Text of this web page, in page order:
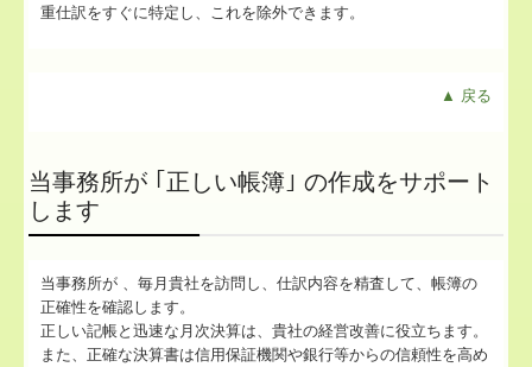
重仕訳をすぐに特定し、これを除外できます。
▲ 戻る
当事務所が ｢正しい帳簿｣ の作成をサポート
します
当事務所が 、毎月貴社を訪問し、仕訳内容を精査して、帳簿の
正確性を確認します。
正しい記帳と迅速な月次決算は、貴社の経営改善に役立ちます。
また、正確な決算書は信用保証機関や銀行等からの信頼性を高め